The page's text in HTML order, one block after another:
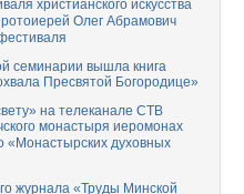
христианского искусства
Олег Абрамович
семинарии вышла книга
Пресвятой Богородице»
на телеканале СТВ
монастыря иеромонах
«Монастырских духовных
журнала «Труды Минской